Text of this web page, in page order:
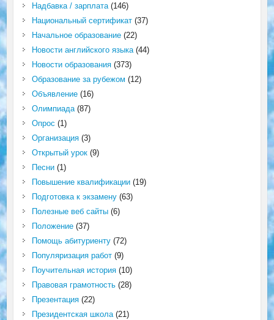
Надбавка / зарплата(146)
Национальный сертификат(37)
Начальное образование(22)
Новости английского языка(44)
Новости образования(373)
Образование за рубежом (12)
Объявление(16)
Олимпиада(87)
Опрос (1)
Организация(3)
Открытый урок(9)
Песни(1)
Повышение квалификации(19)
Подготовка к экзамену(63)
Полезные веб сайты(6)
Положение(37)
Помощь абитуриенту(72)
Популяризация работ(9)
Поучительная история(10)
Правовая грамотность(28)
Презентация(22)
Президентская школа(21)